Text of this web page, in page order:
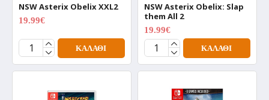
NSW Asterix Obelix XXL2
19.99€
ΚΑΛΆΘΙ
NSW Asterix Obelix: Slap
them All 2
19.99€
ΚΑΛΆΘΙ